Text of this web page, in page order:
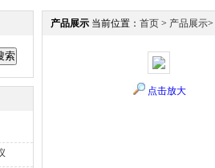
产品展示 当前位置： 首页 > 产品展示>
点击放大